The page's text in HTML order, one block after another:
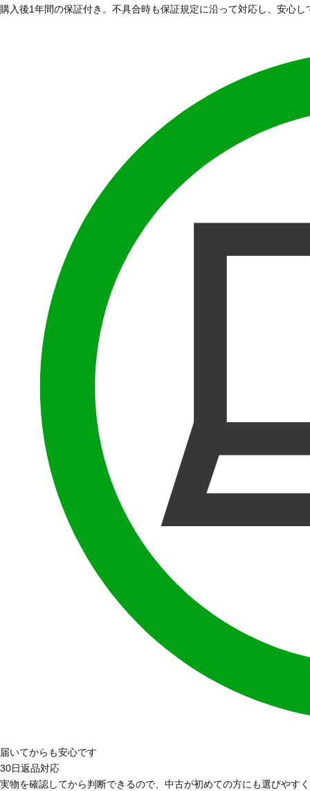
購入後1年間の保証付き。不具合時も保証規定に沿って対応し、安心
届いてからも安心です
30日返品対応
実物を確認してから判断できるので、中古が初めての方にも選びやす